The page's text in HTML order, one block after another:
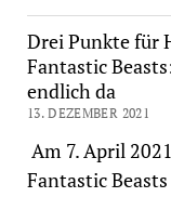
Drei Punkte für
Fantastic
endlich da
13. DEZEMBER 2021
Am 7. April
Fantastic